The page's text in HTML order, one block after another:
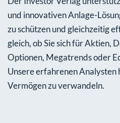
und innovativen Anlage-
zu schützen und gleichzeitig
gleich, ob Sie sich für Aktien,
Optionen, Megatrends oder
Unsere erfahrenen Analysten
Vermögen zu verwandeln.